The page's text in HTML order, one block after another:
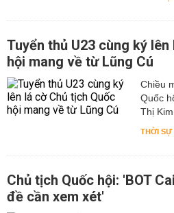
Tuyển thủ U23 cùng ký
hội mang về từ Lũng Cú
Chiều
Quốc
Thị
THỜI SỰ
Chủ tịch Quốc hội: 'BOT
đề cần xem xét'